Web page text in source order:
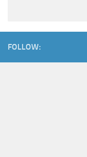
FOLLOW: